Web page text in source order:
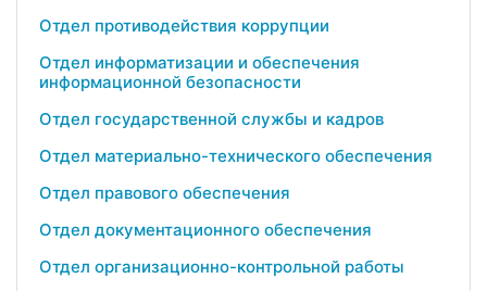
Отдел противодействия коррупции
Отдел информатизации и обеспечения
информационной безопасности
Отдел государственной службы и кадров
Отдел материально-технического обеспечения
Отдел правового обеспечения
Отдел документационного обеспечения
Отдел организационно-контрольной работы